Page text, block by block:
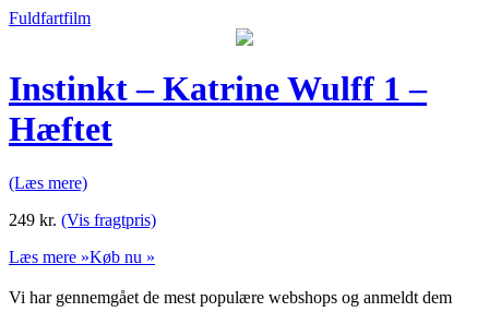
Fuldfartfilm
Instinkt – Katrine Wulff 1 –
Hæftet
(Læs mere)
249 kr. (Vis fragtpris)
Læs mere »Køb nu »
Vi har gennemgået de mest populære webshops og anmeldt dem